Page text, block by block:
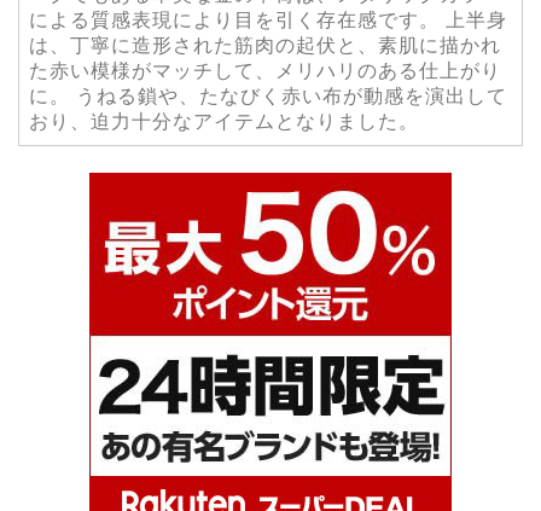
による質感表現により目を引く存在感です。 上半身
は、丁寧に造形された筋肉の起伏と、素肌に描かれ
た赤い模様がマッチして、メリハリのある仕上がり
に。 うねる鎖や、たなびく赤い布が動感を演出して
おり、迫力十分なアイテムとなりました。